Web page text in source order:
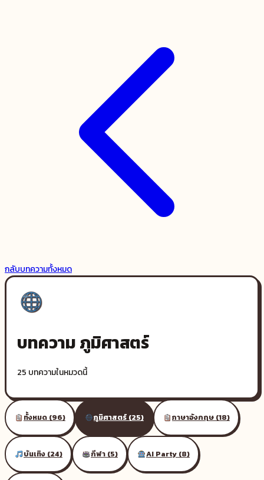
กลับบทความทั้งหมด
บทความภูมิศาสตร์
25 บทความในหมวดนี้
ทั้งหมด (96) ภูมิศาสตร์ (25) ภาษาอังกฤษ (18)
บันเทิง (24) กีฬา (5) AI Party (8)